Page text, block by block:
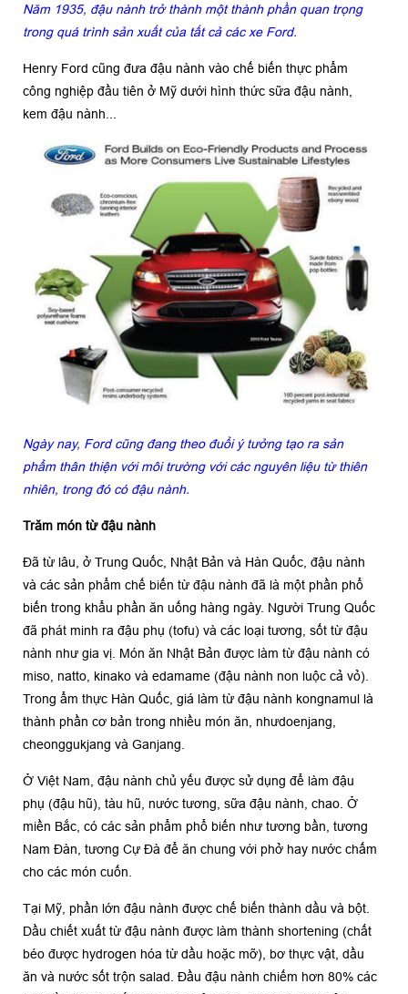
Năm 1935, đậu nành trở thành một thành phần quan trọng
trong quá trình sản xuất của tất cả các xe Ford.
Henry Ford cũng đưa đậu nành vào chế biến thực phẩm
công nghiệp đầu tiên ở Mỹ dưới hình thức sữa đậu nành,
kem đậu nành...
Ngày nay, Ford cũng đang theo đuổi ý tưởng tạo ra sản
phẩm thân thiện với môi trường với các nguyên liệu từ thiên
nhiên, trong đó có đậu nành.
Trăm món từ đậu nành
Đã từ lâu, ở Trung Quốc, Nhật Bản và Hàn Quốc, đậu nành
và các sản phẩm chế biến từ đậu nành đã là một phần phổ
biến trong khẩu phần ăn uống hàng ngày. Người Trung Quốc
đã phát minh ra đậu phụ (tofu) và các loại tương, sốt từ đậu
nành như gia vị. Món ăn Nhật Bản được làm từ đậu nành có
miso, natto, kinako và edamame (đậu nành non luộc cả vỏ).
Trong ẩm thực Hàn Quốc, giá làm từ đậu nành kongnamul là
thành phần cơ bản trong nhiều món ăn, nhưdoenjang,
cheonggukjang và Ganjang.
Ở Việt Nam, đậu nành chủ yếu được sử dụng để làm đậu
phụ (đậu hũ), tàu hũ, nước tương, sữa đậu nành, chao. Ở
miền Bắc, có các sản phẩm phổ biến như tương bần, tương
Nam Đàn, tương Cự Đà để ăn chung với phở hay nước chấm
cho các món cuốn.
Tại Mỹ, phần lớn đậu nành được chế biến thành dầu và bột.
Dầu chiết xuất từ đậu nành được làm thành shortening (chất
béo được hydrogen hóa từ dầu hoặc mỡ), bơ thực vật, dầu
ăn và nước sốt trộn salad. Đầu đậu nành chiếm hơn 80% các